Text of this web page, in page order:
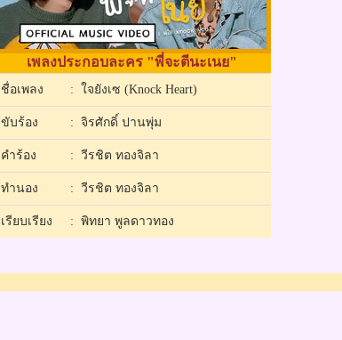
เพลงประกอบละคร "พี่จะตีนะเนย"
ชื่อเพลง : ใจยังเซ (Knock Heart)
ขับร้อง : จิรศักดิ์ ปานพุ่ม
คำร้อง : วีรชิต ทองจิลา
ทำนอง : วีรชิต ทองจิลา
เรียบเรียง : พิทยา พูลดาวทอง